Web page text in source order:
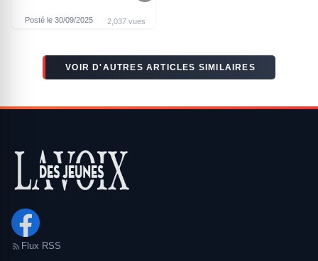
Posté le 30/09/2025 2,037 vues
VOIR D'AUTRES ARTICLES SIMILAIRES
Flux RSS